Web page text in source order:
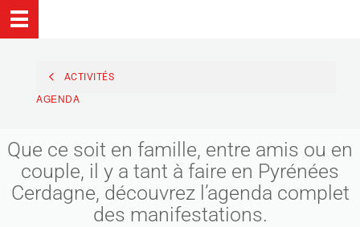
ACTIVITÉS
AGENDA
Que ce soit en famille, entre amis ou en
couple, il y a tant à faire en Pyrénées
Cerdagne, découvrez l’agenda complet
des manifestations.